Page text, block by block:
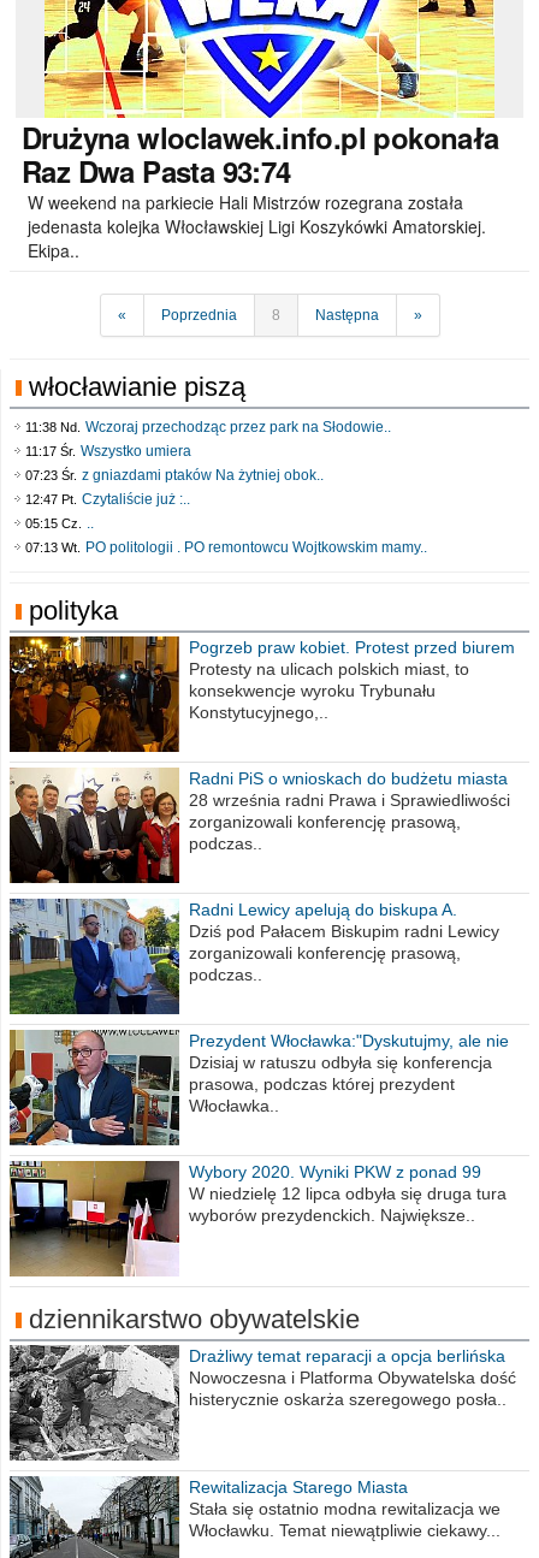
Drużynawloclawek.info.pl pokonała
Raz Dwa Pasta 93:74
W weekend na parkiecie Hali Mistrzów rozegrana została
jedenasta kolejka Włocławskiej Ligi Koszykówki Amatorskiej.
Ekipa..
« Poprzednia 8 Następna »
włocławianie piszą
11:38 Nd. Wczoraj przechodząc przez park na Słodowie..
11:17 Śr. Wszystko umiera
07:23 Śr. z gniazdami ptaków Na żytniej obok..
12:47 Pt. Czytaliście już :..
05:15 Cz. ..
07:13 Wt. PO politologii . PO remontowcu Wojtkowskim mamy..
polityka
Pogrzeb praw kobiet. Protest przed biurem
poselskim PiS
Protesty na ulicach polskich miast, to
konsekwencje wyroku Trybunału
Konstytucyjnego,..
Radni PiS o wnioskach do budżetu miasta
na 2021 rok
28 września radni Prawa i Sprawiedliwości
zorganizowali konferencję prasową,
podczas..
Radni Lewicy apelują do biskupa A.
Wiesława Meringa
Dziś pod Pałacem Biskupim radni Lewicy
zorganizowali konferencję prasową,
podczas..
Prezydent Włocławka:"Dyskutujmy, ale nie
obrażajmy się”
Dzisiaj w ratuszu odbyła się konferencja
prasowa, podczas której prezydent
Włocławka..
Wybory 2020. Wyniki PKW z ponad 99
procent obwodów
W niedzielę 12 lipca odbyła się druga tura
wyborów prezydenckich. Największe..
dziennikarstwo obywatelskie
Drażliwy temat reparacji a opcja berlińska
Nowoczesna i Platforma Obywatelska dość
histerycznie oskarża szeregowego posła..
Rewitalizacja Starego Miasta
Stała się ostatnio modna rewitalizacja we
Włocławku. Temat niewątpliwie ciekawy...